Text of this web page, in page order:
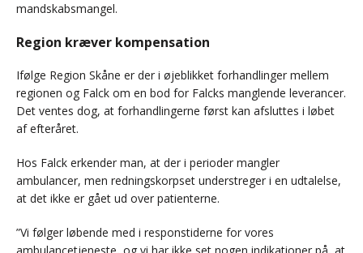
mandskabsmangel.
Region kræver kompensation
Ifølge Region Skåne er der i øjeblikket forhandlinger mellem
regionen og Falck om en bod for Falcks manglende leverancer.
Det ventes dog, at forhandlingerne først kan afsluttes i løbet
af efteråret.
Hos Falck erkender man, at der i perioder mangler
ambulancer, men redningskorpset understreger i en udtalelse,
at det ikke er gået ud over patienterne.
”Vi følger løbende med i responstiderne for vores